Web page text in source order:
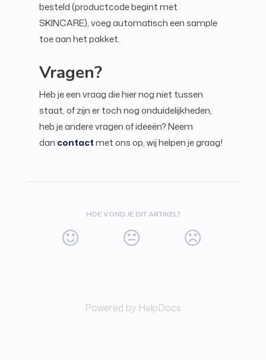
besteld (productcode begint met
SKINCARE), voeg automatisch een sample
toe aan het pakket.
Vragen?
Heb je een vraag die hier nog niet tussen
staat, of zijn er toch nog onduidelijkheden,
heb je andere vragen of ideeën? Neem
dan contactmet ons op, wij helpen je graag!
HOE VOND JE DIT ARTIKEL?
Powered by HelpDocs